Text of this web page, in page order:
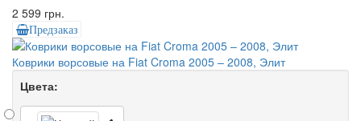
2 599 грн.
Предзаказ
Коврики ворсовые на Fiat Croma 2005 – 2008, Элит
Цвета: